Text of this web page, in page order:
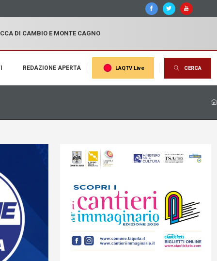
DI CAMBIO E MONTE CAGNO
REDAZIONE APERTA LAQTV Live CERCA